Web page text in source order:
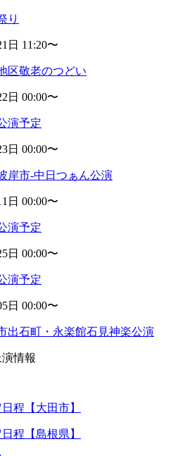
り
日 11:20〜
区敬老のつどい
日 00:00〜
演予定
日 00:00〜
岸市-中日つぁん公演
日 00:00〜
演予定
日 00:00〜
演予定
日 00:00〜
出石町・永楽館石見神楽公演
情報
程【大田市】
程【島根県】